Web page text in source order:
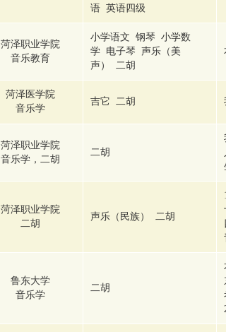
语 英语四级
菏泽职业学院
音乐教育
小学语文 钢琴 小学数
学 电子琴 声乐（美
声） 二胡
菏泽医学院
音乐学
吉它 二胡
菏泽职业学院
音乐学，二胡
二胡
菏泽职业学院
二胡
声乐（民族） 二胡
鲁东大学
音乐学
二胡